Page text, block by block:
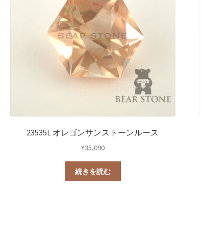
23535L オレゴンサンストーンルース
¥35,090
続きを読む